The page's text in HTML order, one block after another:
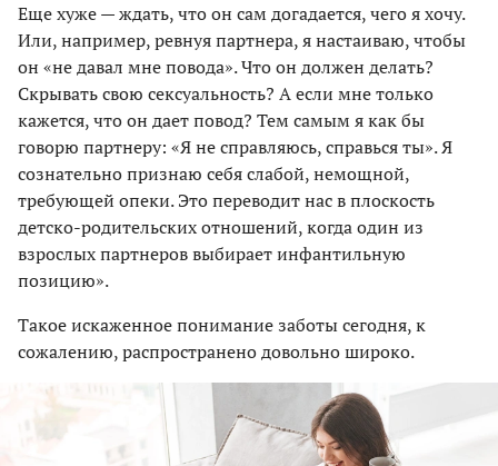
Еще хуже — ждать, что он сам догадается, чего я хочу.
Или, например, ревнуя партнера, я настаиваю, чтобы
он «не давал мне повода». Что он должен делать?
Скрывать свою сексуальность? А если мне только
кажется, что он дает повод? Тем самым я как бы
говорю партнеру: «Я не справляюсь, справься ты». Я
сознательно признаю себя слабой, немощной,
требующей опеки. Это переводит нас в плоскость
детско-родительских отношений, когда один из
взрослых партнеров выбирает инфантильную
позицию».
Такое искаженное понимание заботы сегодня, к
сожалению, распространено довольно широко.